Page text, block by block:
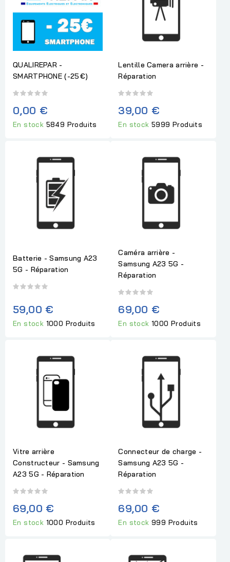
QUALIREPAR -
SMARTPHONE (-25€)
0,00 €
En stock 5849 Produits
Lentille Camera arrière -
Réparation
39,00 €
En stock5999 Produits
Batterie - Samsung A23
5G - Réparation
59,00 €
En stock 1000 Produits
Caméra arrière -
Samsung A23 5G -
Réparation
69,00 €
En stock1000 Produits
Vitre arrière
Constructeur - Samsung
A23 5G - Réparation
69,00 €
En stock 1000 Produits
Connecteur de charge -
Samsung A23 5G -
Réparation
69,00 €
En stock999 Produits